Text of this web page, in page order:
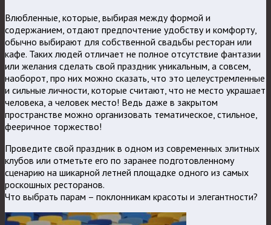
Влюбленные, которые, выбирая между формой и
содержанием, отдают предпочтение удобству и комфорту,
обычно выбирают для собственной свадьбы ресторан или
кафе. Таких людей отличает не полное отсутствие фантазии
или желания сделать свой праздник уникальным, а совсем,
наоборот, про них можно сказать, что это целеустремленные
и сильные личности, которые считают, что не место украшает
человека, а человек место! Ведь даже в закрытом
пространстве можно организовать тематическое, стильное,
фееричное торжество!
Проведите свой праздник в одном из современных элитных
клубов или отметьте его по заранее подготовленному
сценарию на шикарной летней площадке одного из самых
роскошных ресторанов.
Что выбрать парам – поклонникам красоты и элегантности?